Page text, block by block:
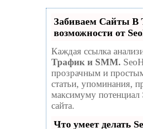
Забиваем Сайты
возможности от
Каждая ссылка
Трафик и SMM.
прозрачным и
статьи, упоминания,
максимуму
сайта.
Что умеет делать